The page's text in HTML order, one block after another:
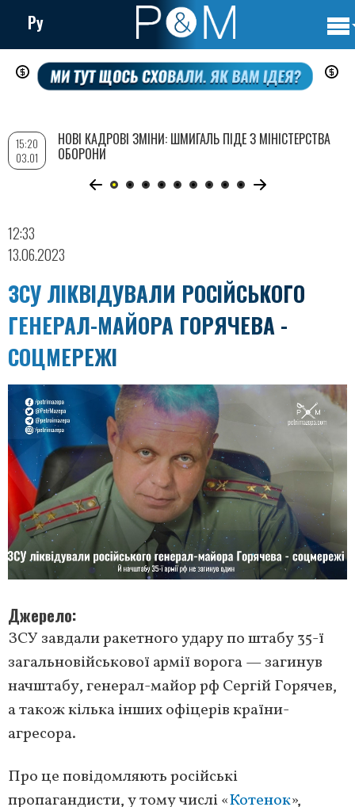
Перейти
до
вмісту
Ру
12:33
13.06.2023
ЗСУ ЛІКВІДУВАЛИ РОСІЙСЬКОГО
ГЕНЕРАЛ-МАЙОРА ГОРЯЧЕВА -
СОЦМЕРЕЖІ
Джерело
ЗСУ завдали ракетного удару по штабу 35-ї
загальновійськової армії ворога — загинув
начштабу, генерал-майор рф Сергій Горячев,
а також кілька інших офіцерів країни-
агресора.
Про це повідомляють російські
пропагандисти, у тому числі «Котенок»,
15:20
03.01
НОВІ КАДРОВІ ЗМІНИ: ШМИГАЛЬ ПІДЕ З МІНІСТЕРСТВА
ОБОРОНИ